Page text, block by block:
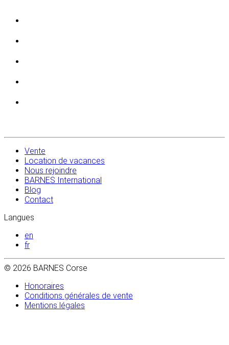
Vente
Location de vacances
Nous rejoindre
BARNES International
Blog
Contact
Langues
en
fr
© 2026 BARNES Corse
Honoraires
Conditions générales de vente
Mentions légales